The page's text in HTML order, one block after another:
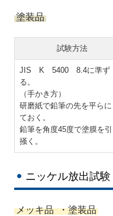
塗装品
試験方法
JIS K 5400 8.4に準ず
る。
（手かき方）
研磨紙で鉛筆の先を平らに
ておく。
鉛筆を角度45度で塗膜を引
掻く。
ニッケル放出試験
メッキ品 ・塗装品